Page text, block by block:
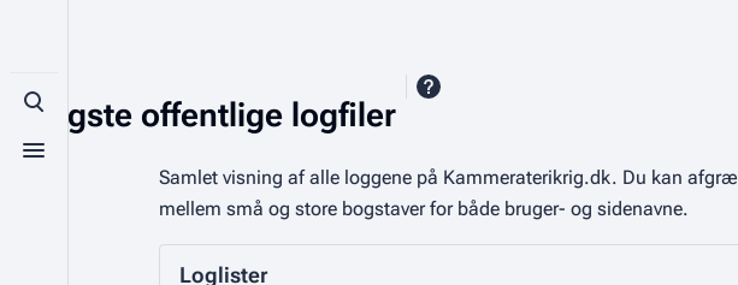
Toggle search
Toggle menu
Vigtigste offentlige logfiler
Samlet visning af alle loggene på Kammeraterikrig.dk. Du kan
mellem små og store bogstaver for både bruger- og sidenavne.
Loglister